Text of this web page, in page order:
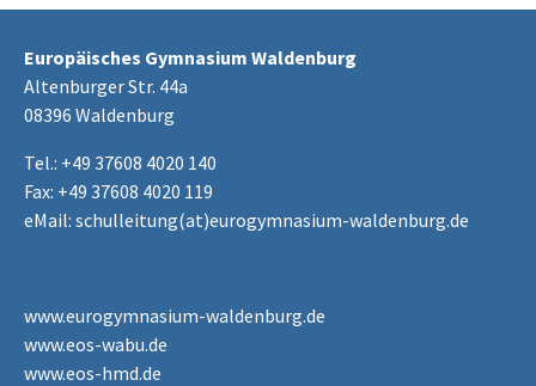
Europäisches Gymnasium Waldenburg
Altenburger Str. 44a
08396 Waldenburg
Tel.: +49 37608 4020 140
Fax: +49 37608 4020 119
eMail: schulleitung(at)eurogymnasium-waldenburg.de
www.eurogymnasium-waldenburg.de
www.eos-wabu.de
www.eos-hmd.de